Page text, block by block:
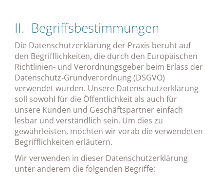
II. Begriffsbestimmungen
Die Datenschutzerklärung der Praxis beruht auf
den Begrifflichkeiten, die durch den Europäischen
Richtlinien- und Verordnungsgeber beim Erlass der
Datenschutz-Grundverordnung (DSGVO)
verwendet wurden. Unsere Datenschutzerklärung
soll sowohl für die Öffentlichkeit als auch für
unsere Kunden und Geschäftspartner einfach
lesbar und verständlich sein. Um dies zu
gewährleisten, möchten wir vorab die verwendeten
Begrifflichkeiten erläutern.
Wir verwenden in dieser Datenschutzerklärung
unter anderem die folgenden Begriffe: